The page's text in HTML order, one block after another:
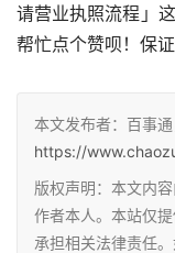
请营业执照流程」
帮忙点个赞呗！保
本文发布者：百事
https://
版权声明：本文内
作者本人。本站仅
承担相关法律责任